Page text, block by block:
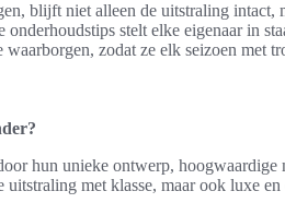
blijft niet alleen de uitstraling intact,
stelt elke eigenaar in
zodat ze elk seizoen met
hun unieke ontwerp, hoogwaardige
uitstraling met klasse, maar ook luxe